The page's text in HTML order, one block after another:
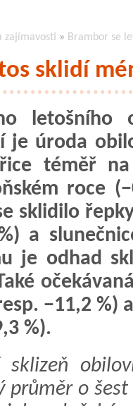
zajímavosti » Brambor se
sklidí
letošního
je úroda
téměř
roce
sklidilo
a
je odhad
−11,2 %)
%).
sklizeň
průměr o